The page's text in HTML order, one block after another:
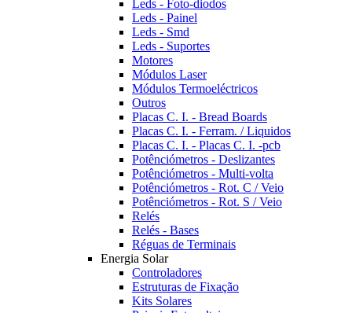
Leds - Foto-diodos
Leds - Painel
Leds - Smd
Leds - Suportes
Motores
Módulos Laser
Módulos Termoeléctricos
Outros
Placas C. I. - Bread Boards
Placas C. I. - Ferram. / Liquidos
Placas C. I. - Placas C. I. -pcb
Potênciómetros - Deslizantes
Potênciómetros - Multi-volta
Potênciómetros - Rot. C / Veio
Potênciómetros - Rot. S / Veio
Relés
Relés - Bases
Réguas de Terminais
Energia Solar
Controladores
Estruturas de Fixação
Kits Solares